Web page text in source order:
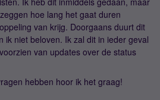
hoe lang het gaat duren
van krijg. Doorgaans duurt dit
ik niet beloven. Ik zal dit in ieder geval
van updates over de status
hebben hoor ik het graag!